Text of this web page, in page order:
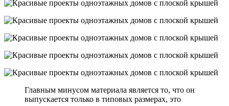
Главным минусом материала является то, что он
выпускается только в типовых размерах, это